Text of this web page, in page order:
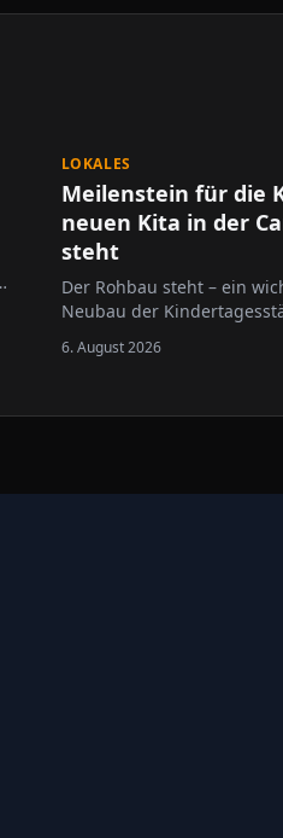
LOKALES
Meilenstein für die
neuen Kita in der
steht
Der Rohbau steht – ein
Neubau der
6. August 2026